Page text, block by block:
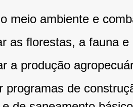
meio ambiente e
as ﬂorestas, a fauna e
a produção
programas de